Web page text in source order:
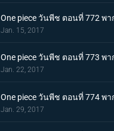
One piece วันพีช ตอนที่ 772 พ
Jan. 15, 2017
One piece วันพีช ตอนที่ 773 พ
Jan. 22, 2017
One piece วันพีช ตอนที่ 774 พ
Jan. 29, 2017